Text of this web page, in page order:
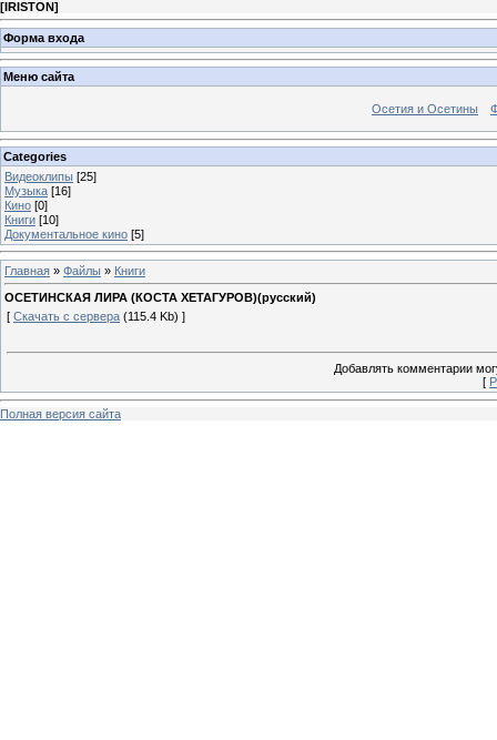
[IRISTON]
Форма входа
Меню сайта
Осетия и Осетины
Categories
Видеоклипы [25]
Музыка [16]
Кино [0]
Книги [10]
Документальное кино [5]
Главная » Файлы » Книги
ОСЕТИНСКАЯ ЛИРА (КОСТА ХЕТАГУРОВ)(русский)
[ Скачать с сервера (115.4 Kb) ]
Добавлять комментарии
[
Полная версия сайта